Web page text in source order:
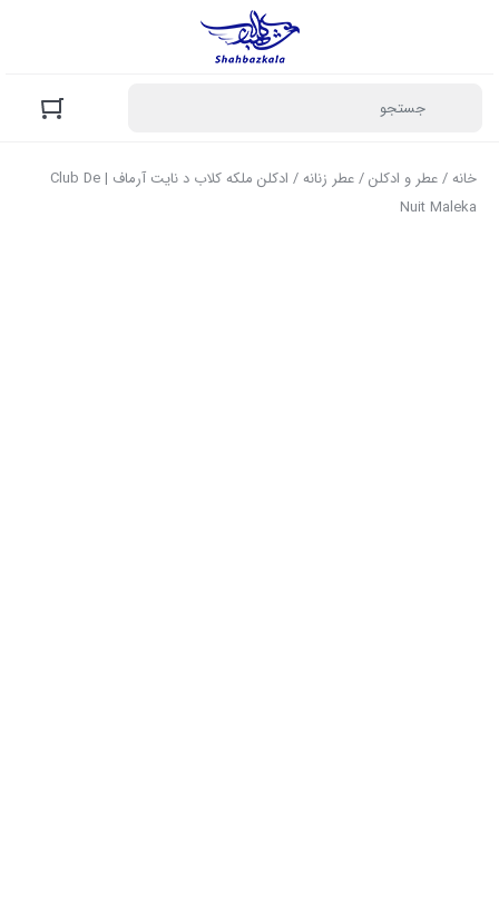
خانه/عطر و ادکلن/عطر زنانه
/ ادکلن ملکه کلاب د نایت آرماف | Club De
Nuit Maleka